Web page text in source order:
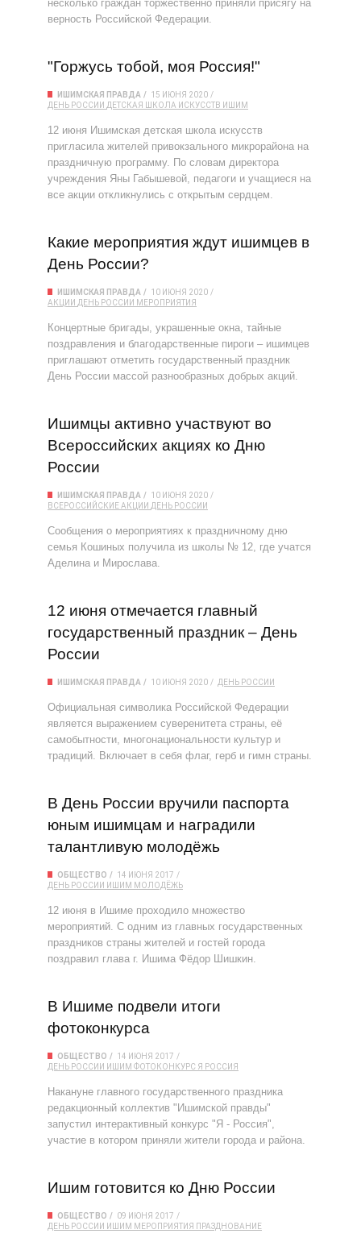
несколько граждан торжественно приняли присягу на
верность Российской Федерации.
"Горжусь тобой, моя Россия!"
ИШИМСКАЯ ПРАВДА
15 ИЮНЯ 2020
ДЕНЬ РОССИИ ДЕТСКАЯ ШКОЛА ИСКУССТВ ИШИМ
12 июня Ишимская детская школа искусств
пригласила жителей привокзального микрорайона на
праздничную программу. По словам директора
учреждения Яны Габышевой, педагоги и учащиеся на
все акции откликнулись с открытым сердцем.
Какие мероприятия ждут ишимцев в
День России?
ИШИМСКАЯ ПРАВДА
10 ИЮНЯ 2020
АКЦИИ ДЕНЬ РОССИИ МЕРОПРИЯТИЯ
Концертные бригады, украшенные окна, тайные
поздравления и благодарственные пироги – ишимцев
приглашают отметить государственный праздник
День России массой разнообразных добрых акций.
Ишимцы активно участвуют во
Всероссийских акциях ко Дню
России
ИШИМСКАЯ ПРАВДА
10 ИЮНЯ 2020
ВСЕРОССИЙСКИЕ АКЦИИ ДЕНЬ РОССИИ
Сообщения о мероприятиях к праздничному дню
семья Кошиных получила из школы № 12, где учатся
Аделина и Мирослава.
12 июня отмечается главный
государственный праздник – День
России
ИШИМСКАЯ ПРАВДА 10 ИЮНЯ 2020 ДЕНЬ РОССИИ
Официальная символика Российской Федерации
является выражением суверенитета страны, её
самобытности, многонациональности культур и
традиций. Включает в себя флаг, герб и гимн страны.
В День России вручили паспорта
юным ишимцам и наградили
талантливую молодёжь
ОБЩЕСТВО
14 ИЮНЯ 2017
ДЕНЬ РОССИИ ИШИМ МОЛОДЁЖЬ
12 июня в Ишиме проходило множество
мероприятий. С одним из главных государственных
праздников страны жителей и гостей города
поздравил глава г. Ишима Фёдор Шишкин.
В Ишиме подвели итоги
фотоконкурса
ОБЩЕСТВО
14 ИЮНЯ 2017
ДЕНЬ РОССИИ ИШИМ ФОТОКОНКУРС Я РОССИЯ
Накануне главного государственного праздника
редакционный коллектив "Ишимской правды"
запустил интерактивный конкурс "Я - Россия",
участие в котором приняли жители города и района.
Ишим готовится ко Дню России
ОБЩЕСТВО
09 ИЮНЯ 2017
ДЕНЬ РОССИИ ИШИМ МЕРОПРИЯТИЯ ПРАЗДНОВАНИЕ